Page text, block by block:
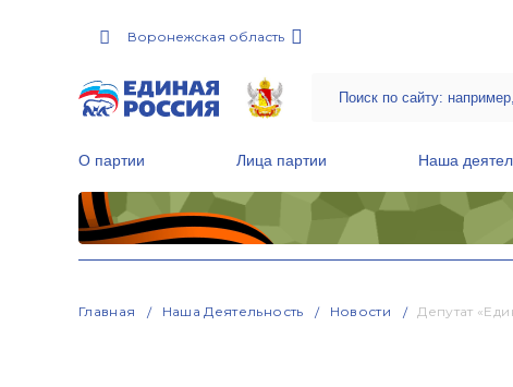
Воронежская область
О партии Лица партии Наша
Главная Наша Деятельность Новости Депутат